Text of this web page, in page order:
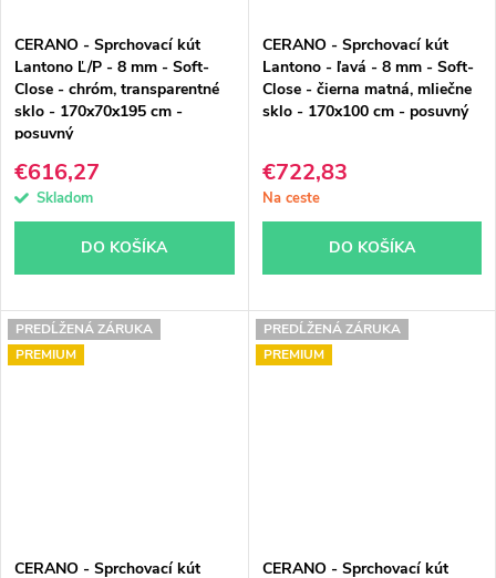
CERANO - Sprchovací kút
Lantono Ľ/P - 8 mm - Soft-
Close - chróm, transparentné
sklo - 170x70x195 cm -
posuvný
€616,27
Skladom
DO KOŠÍKA
CERANO - Sprchovací kút
Lantono - ľavá - 8 mm - Soft-
Close - čierna matná, mliečne
sklo - 170x100 cm - posuvný
€722,83
Na ceste
DO KOŠÍKA
PREDĹŽENÁ ZÁRUKA
PREMIUM
CERANO - Sprchovací kút
PREDĹŽENÁ ZÁRUKA
PREMIUM
CERANO - Sprchovací kút